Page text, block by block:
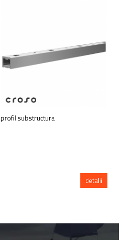
profil substructura
detalii